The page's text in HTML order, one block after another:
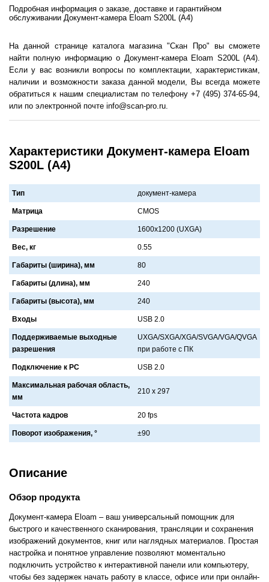
Подробная информация о заказе, доставке и гарантийном
обслуживании Документ-камера Eloam S200L (А4)
На данной странице каталога магазина "Скан Про" вы сможете
найти полную информацию о Документ-камера Eloam S200L (А4).
Если у вас возникли вопросы по комплектации, характеристикам,
наличии и возможности заказа данной модели, Вы всегда можете
обратиться к нашим специалистам по телефону +7 (495) 374-65-94,
или по электронной почте info@scan-pro.ru.
Характеристики Документ-камера Eloam
S200L (А4)
Тип документ-камера
Матрица CMOS
Разрешение 1600x1200 (UXGA)
Вес, кг 0.55
Габариты (ширина), мм 80
Габариты (длина), мм 240
Габариты (высота), мм 240
Входы USB 2.0
Поддерживаемые выходные
разрешения
UXGA/SXGA/XGA/SVGA/VGA/QVGA
при рaботе с ПК
Подключение к PC USB 2.0
Максимальная рабочая область,
мм
210 x 297
Частота кадров 20 fps
Поворот изображения, ° ±90
Описание
Обзор продукта
Документ-камера Eloam – ваш универсальный помощник для
быстрого и качественного сканирования, трансляции и сохранения
изображений документов, книг или наглядных материалов. Простая
настройка и понятное управление позволяют моментально
подключить устройство к интерактивной панели или компьютеру,
чтобы без задержек начать работу в классе, офисе или при онлайн-